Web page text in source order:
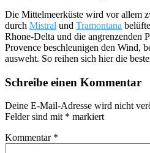
Die Mittelmeerküste wird vor allem
durch Mistral und Tramontana
Rhone-Delta und die angrenzenden
Provence beschleunigen den Wind,
ausweht. So reihen sich hier die
Schreibe einen Kommentar
Deine E-Mail-Adresse wird nicht
Felder sind mit * markiert
Kommentar *